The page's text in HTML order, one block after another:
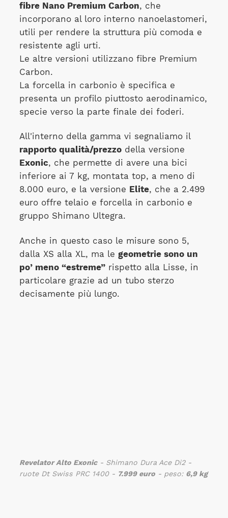
fibre Nano Premium Carbon, che
incorporano al loro interno nanoelastomeri,
utili per rendere la struttura più comoda e
resistente agli urti.
Le altre versioni utilizzano fibre Premium
Carbon.
La forcella in carbonio è specifica e
presenta un profilo piuttosto aerodinamico,
specie verso la parte finale dei foderi.
All'interno della gamma vi segnaliamo il
rapporto qualità/prezzodella versione
Exonic, che permette di avere una bici
inferiore ai 7 kg, montata top, a meno di
8.000 euro, e la versione Elite, che a 2.499
euro offre telaio e forcella in carbonio e
gruppo Shimano Ultegra.
Anche in questo caso le misure sono 5,
dalla XS alla XL, ma le geometrie sono un
po’ meno “estreme”rispetto alla Lisse, in
particolare grazie ad un tubo sterzo
decisamente più lungo.
Revelator Alto Exonic- Shimano Dura Ace Di2 -
ruote Dt Swiss PRC 1400 - 7.999 euro- peso: 6,9 kg